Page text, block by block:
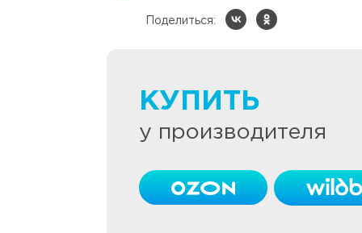
Поделиться:
КУПИТЬ
у производителя